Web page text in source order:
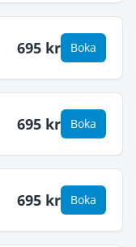
695 kr Boka
695 kr Boka
695 kr Boka